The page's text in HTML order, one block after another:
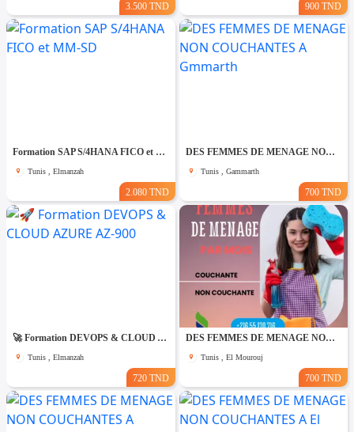
3.500 TND 900 TND
Formation SAP S/4HANA FICO et MM-SD
Tunis , Elmanzah
2.080 TND
DES FEMMES DE MENAGE NON COUCHANTES A Gmmarth
Tunis , Gammarth
700 TND
🚀 Formation DEVOPS & CLOUD AZURE AZ-900
Tunis , Elmanzah
720 TND
DES FEMMES DE MENAGE NON COUCHANTES A El Mourouj
Tunis , El Mourouj
700 TND